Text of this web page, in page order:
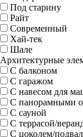
Под старину
Райт
Современный
Хай-тек
Шале
Архитектурные
С балконом
С гаражом
С навесом для
С панорамными
С сауной
С террасой/
С цоколем/